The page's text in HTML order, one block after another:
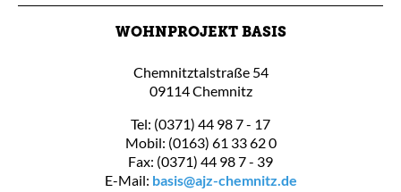
WOHNPROJEKT BASIS
Chemnitztalstraße 54
09114 Chemnitz
Tel: (0371) 44 98 7 - 17
Mobil: (0163) 61 33 62 0
Fax: (0371) 44 98 7 - 39
E-Mail: basis@ajz-chemnitz.de